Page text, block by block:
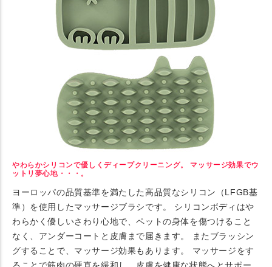
やわらかシリコンで優しくディープクリーニング。 マッサージ効果でウ
ットリ夢心地・・・。
ヨーロッパの品質基準を満たした高品質なシリコン（LFGB基
準）を使用したマッサージブラシです。 シリコンボディはや
わらかく優しいさわり心地で、ペットの身体を傷つけること
なく、アンダーコートと皮膚まで届きます。 またブラッシン
グすることで、マッサージ効果もあります。 マッサージをす